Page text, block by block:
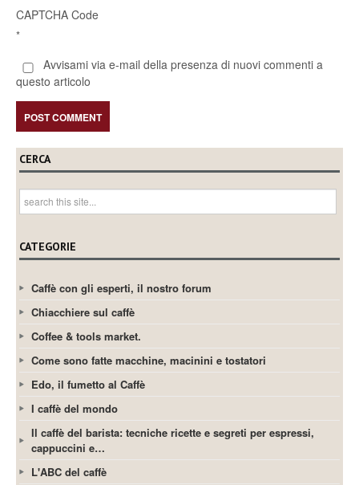
CAPTCHA Code
*
Avvisami via e-mail della presenza di nuovi commenti a
questo articolo
CERCA
CATEGORIE
Caffè con gli esperti, il nostro forum
Chiacchiere sul caffè
Coffee & tools market.
Come sono fatte macchine, macinini e tostatori
Edo, il fumetto al Caffè
I caffè del mondo
Il caffè del barista: tecniche ricette e segreti per espressi,
cappuccini e…
L'ABC del caffè